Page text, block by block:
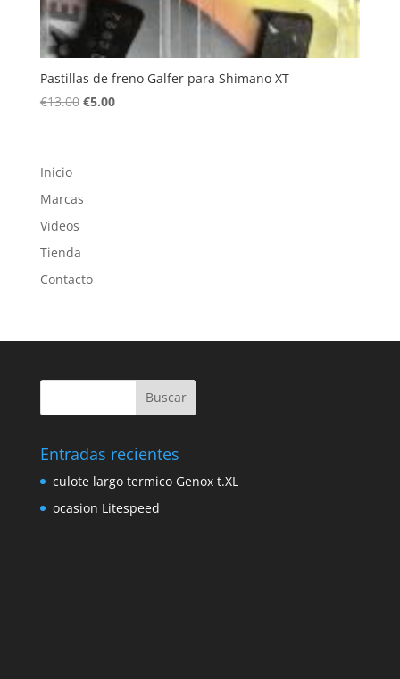
Pastillas de freno Galfer para Shimano XT
€13.00 El
€5.00El
Inicio
Marcas
Videos
Tienda
Contacto
Entradas recientes
culote largo termico Genox t.XL
ocasion Litespeed